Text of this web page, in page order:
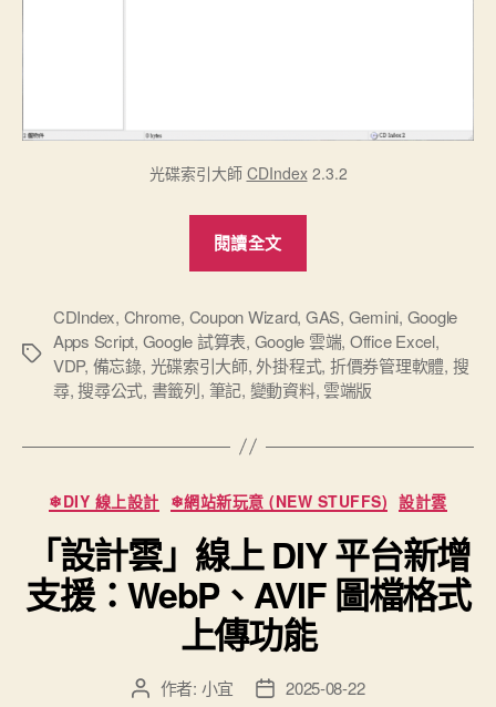
光碟索引大師 CDIndex2.3.2
閱讀全文
版
CDIndex
光
碟
大
轉
為
雲
端
版
標
CDIndex, Chrome, Coupon Wizard, GAS, Gemini, Google
Apps Script, Google 試算表, Google 雲端, Office Excel,
VDP, 備忘錄, 光碟索引大師,外掛程式, 折價券管理軟體, 搜
尋,搜尋公式, 書籤列, 筆記, 變動資料,雲端版
分
類
❄DIY 線上設計 ❄網站新玩意 (NEW STUFFS) 設計雲
「設計雲」線上 DIY 平台新增
支援：WebP、AVIF 圖檔格式
上傳功能
文 作者: 小宜
文 2025-08-22